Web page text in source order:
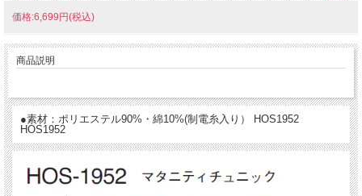
価格:6,699円(税込)
商品説明
●素材：ポリエステル90%・綿10%(制電糸入り） HOS1952
HOS1952